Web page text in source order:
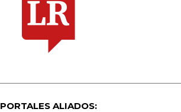
PORTALES ALIADOS: